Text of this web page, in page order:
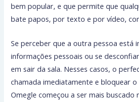
bem popular, e que permite que
bate papos, por texto e por vídeo,
Se perceber que a outra pessoa está
informações pessoais ou se
em sair da sala. Nesses casos, o
chamada imediatamente e bloquear
Omegle começou a ser mais buscado